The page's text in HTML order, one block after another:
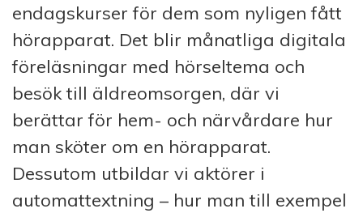
endagskurser för dem som nyligen fått
hörapparat. Det blir månatliga digitala
föreläsningar med hörseltema och
besök till äldreomsorgen, där vi
berättar för hem- och närvårdare hur
man sköter om en hörapparat.
Dessutom utbildar vi aktörer i
automattextning – hur man till exempel